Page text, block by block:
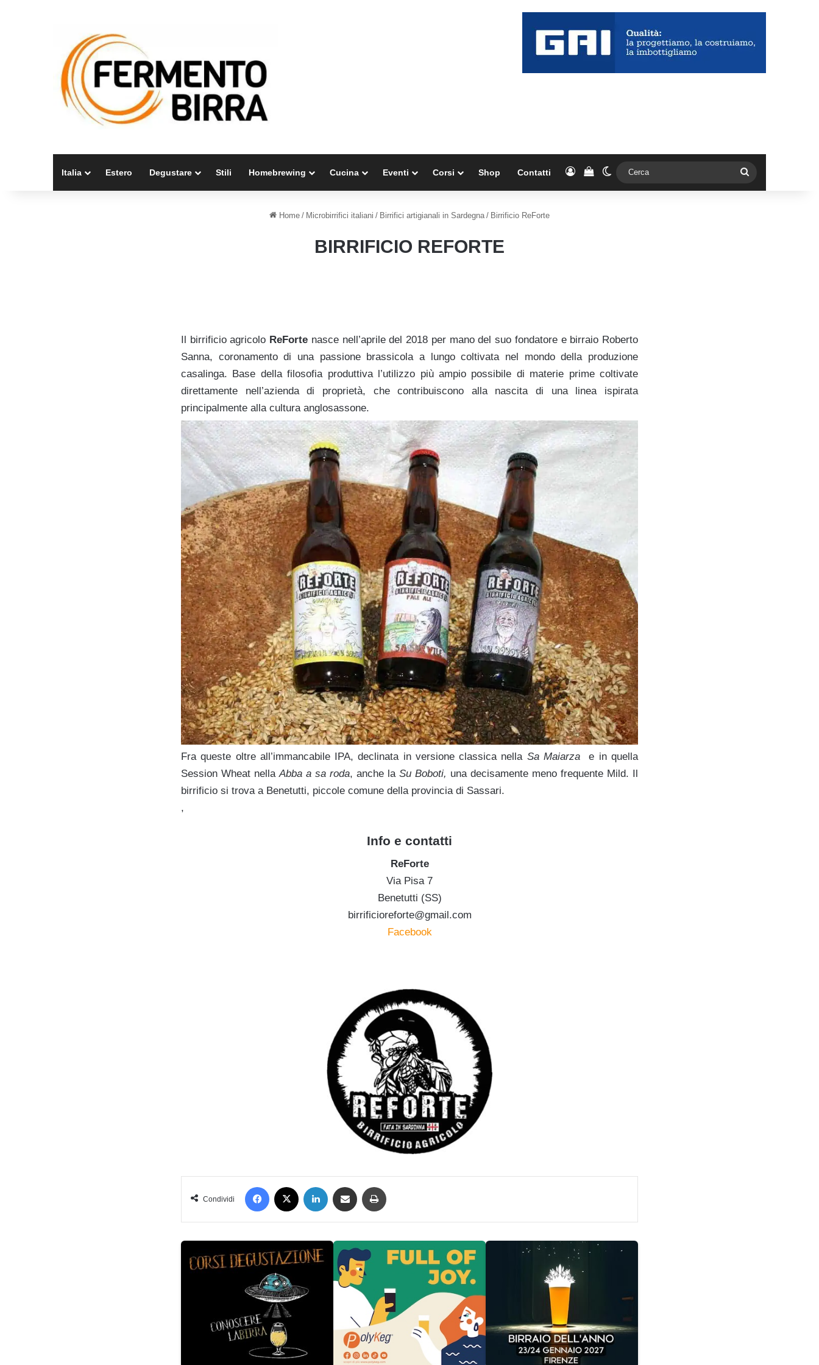
Italia Estero Degustare Stili Homebrewing Cucina Eventi Corsi Shop Contatti AccediVedi il carrello
Cambia aspetto
Home / Microbirrifici italiani / Birrifici artigianali in Sardegna / Birrificio ReForte
BIRRIFICIO REFORTE
Il birrificio agricolo ReForte nasce nell’aprile del 2018 per mano del suo fondatore e birraio Roberto
Sanna, coronamento di una passione brassicola a lungo coltivata nel mondo della produzione
casalinga. Base della filosofia produttiva l’utilizzo più ampio possibile di materie prime coltivate
direttamente nell’azienda di proprietà, che contribuiscono alla nascita di una linea ispirata
principalmente alla cultura anglosassone.
Fra queste oltre all’immancabile IPA, declinata in versione classica nella Sa Maiarzae in quella
Session Wheat nella Abba a sa roda, anche la Su Boboti, una decisamente meno frequente Mild. Il
birrificio si trova a Benetutti, piccole comune della provincia di Sassari.
,
Info e contatti
ReForte
Via Pisa 7
Benetutti (SS)
birrificioreforte@gmail.com
Facebook
Condividi
Facebook LinkedIn Condividi via mail